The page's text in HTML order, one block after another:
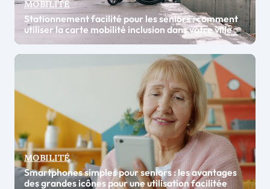
MOBILITÉ
Stationnement facilité pour les seniors : comment
utiliser la carte mobilité inclusion dans votre ville
MOBILITÉ
Smartphones simples pour seniors : les avantages
des grandes icônes pour une utilisation facilitée